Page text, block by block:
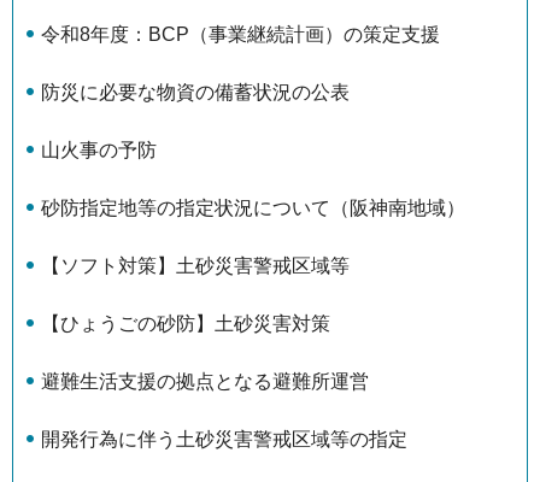
令和8年度：BCP（事業継続計画）の策定支援
防災に必要な物資の備蓄状況の公表
山火事の予防
砂防指定地等の指定状況について（阪神南地域）
【ソフト対策】土砂災害警戒区域等
【ひょうごの砂防】土砂災害対策
避難生活支援の拠点となる避難所運営
開発行為に伴う土砂災害警戒区域等の指定